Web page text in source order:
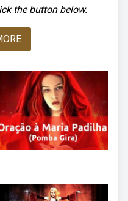
the button below.